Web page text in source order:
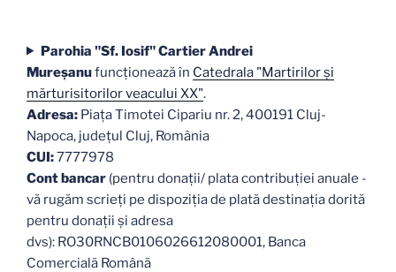
Parohia "Sf. Iosif" Cartier Andrei
Mureşanufuncţionează în Catedrala "Martirilor şi
mărturisitorilor veacului XX".
Adresa: Piaţa Timotei Cipariu nr. 2, 400191 Cluj-
Napoca, judeţul Cluj, România
CUI:7777978
Cont bancar (pentru donații/ plata contribuției anuale -
vă rugăm scrieți pe dispoziția de plată destinația dorită
pentru donații și adresa
dvs): RO30RNCB0106026612080001, Banca
Comercială Română